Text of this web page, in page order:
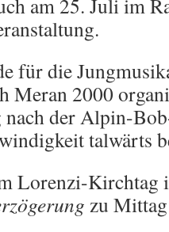
am 25. Juli im
für die
Meran 2000
nach der Alpin-
talwärts
Lorenzi-Kirchtag
zu Mittag